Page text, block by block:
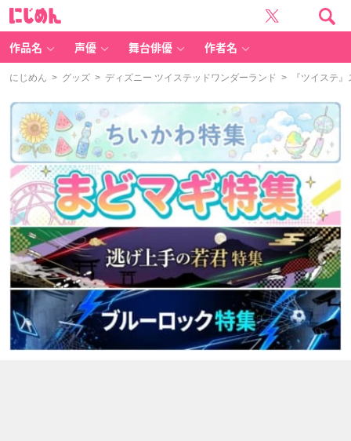
作品名 声優 舞台俳優 作者名
にじめん > グッズ > ディズニー ツイステッドワンダーランド > 『ツイステ』